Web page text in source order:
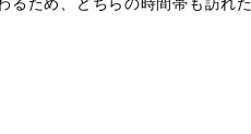
ため、どちらの時間帯も訪れた